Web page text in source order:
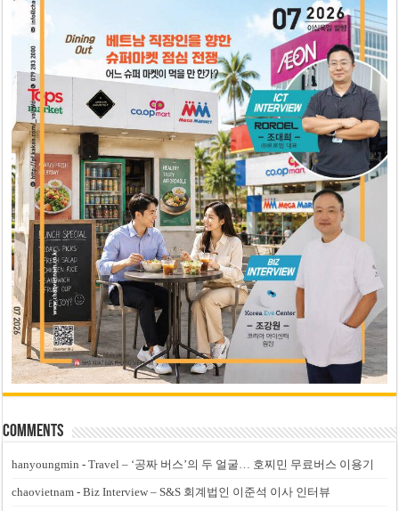
Comments
hanyoungmin -Travel – ‘공짜 버스’의 두 얼굴… 호찌민 무료버스 이용기
chaovietnam -Biz Interview – S&S 회계법인 이준석 이사 인터뷰